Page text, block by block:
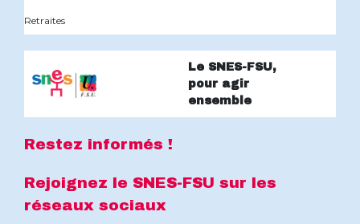
Retraites
Le SNES-FSU,
pour agir
ensemble
Restez informés !
Rejoignez le SNES-FSU sur les
réseaux sociaux